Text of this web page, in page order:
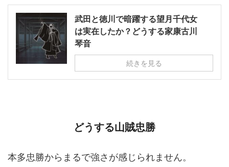
武田と徳川で暗躍する望月千代女
は実在したか？どうする家康古川
琴音
続きを見る
どうする山賊忠勝
本多忠勝からまるで強さが感じられません。